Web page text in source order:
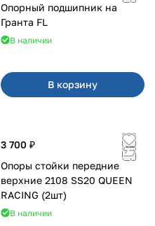
Опорный подшипник на
Гранта FL
В наличии
В корзину
3 700 ₽
Опоры стойки передние
верхние 2108 SS20 QUEEN
RACING (2шт)
В наличии